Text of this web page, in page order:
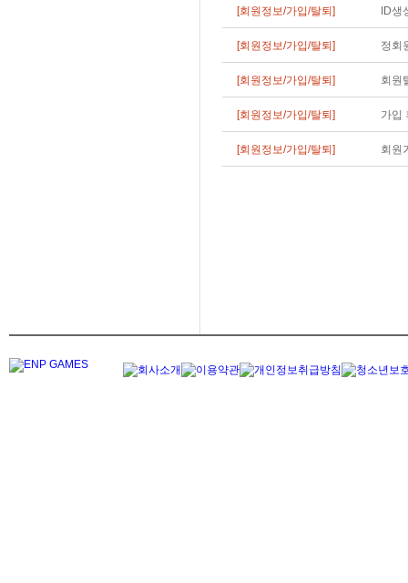
[회원정보/가입/탈퇴] ID
[회원정보/가입/탈퇴] 정회
[회원정보/가입/탈퇴] 회원
[회원정보/가입/탈퇴] 가입
[회원정보/가입/탈퇴] 회원